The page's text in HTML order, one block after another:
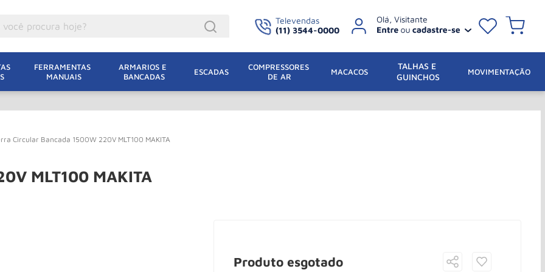
Televendas
(11) 3544-0000
FERRAMENTAS
MANUAIS
ARMARIOS E
BANCADAS
ESCADAS
COMPRESSORES
DE AR
MACACOS
TALHAS E
GUINCHOS
MOVIMENTAÇÃO
Circular Bancada 1500W 220V MLT100 MAKITA
MLT100 MAKITA
Produto esgotado
Eletrica